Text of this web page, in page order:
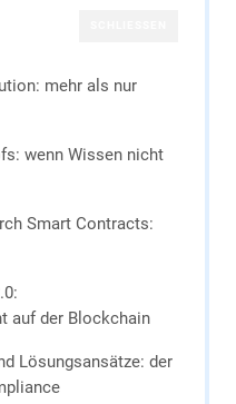
mehr als nur
wenn Wissen nicht
Smart Contracts:
auf der Blockchain
Lösungsansätze: der